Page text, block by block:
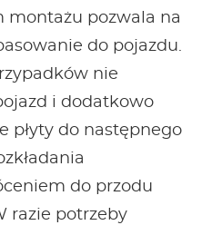
montażu pozwala na
do pojazdu.
nie
i dodatkowo
płyty do następnego
do przodu
razie potrzeby